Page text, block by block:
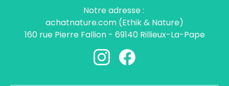
Notre adresse :
achatnature.com (Ethik & Nature)
160 rue Pierre Fallion - 69140 Rillieux-La-Pape